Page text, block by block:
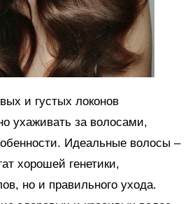
и густых локонов
ухаживать за волосами,
Идеальные волосы –
хорошей генетики,
но и правильного ухода.